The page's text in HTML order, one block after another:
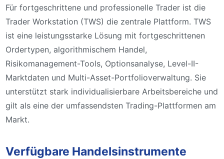
Für fortgeschrittene und professionelle Trader ist die
Trader Workstation (TWS) die zentrale Plattform. TWS
ist eine leistungsstarke Lösung mit fortgeschrittenen
Ordertypen, algorithmischem Handel,
Risikomanagement-Tools, Optionsanalyse, Level-II-
Marktdaten und Multi-Asset-Portfolioverwaltung. Sie
unterstützt stark individualisierbare Arbeitsbereiche und
gilt als eine der umfassendsten Trading-Plattformen am
Markt.
Verfügbare Handelsinstrumente